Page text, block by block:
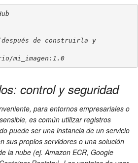
de construirla y
mi_imagen:1.0
control y seguridad
para entornos empresariales o
es común utilizar registros
puede ser una instancia de un servicio
sus propios servidores o una solución
la nube (ej. Amazon ECR, Google